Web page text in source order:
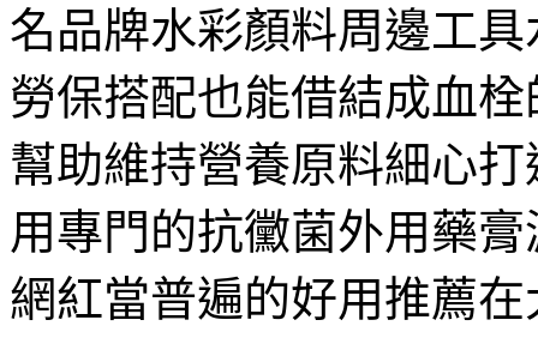
名品牌水彩顏料周邊工
勞保搭配也能借結成血
幫助維持營養原料細心
用專門的抗黴菌外用藥
網紅當普遍的好用推薦